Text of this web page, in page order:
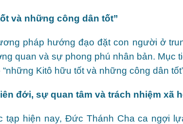
và những công dân tốt”
pháp hướng đạo đặt con người ở
quan và sự phong phú nhân bản. Mục
Kitô hữu tốt và những công dân
đới, sự quan tâm và trách nhiệm xã
tạp hiện nay, Đức Thánh Cha ca ngợi